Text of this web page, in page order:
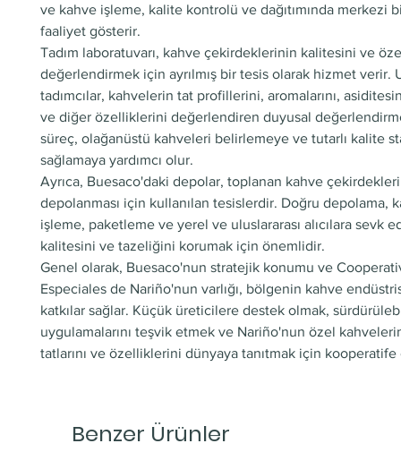
ve kahve işleme, kalite kontrolü ve dağıtımında merkezi
faaliyet gösterir.
Tadım laboratuvarı, kahve çekirdeklerinin kalitesini ve
değerlendirmek için ayrılmış bir tesis olarak hizmet verir.
tadımcılar, kahvelerin tat profillerini, aromalarını,
ve diğer özelliklerini değerlendiren duyusal
süreç, olağanüstü kahveleri belirlemeye ve tutarlı kalite
sağlamaya yardımcı olur.
Ayrıca, Buesaco'daki depolar, toplanan kahve
depolanması için kullanılan tesislerdir. Doğru depolama,
işleme, paketleme ve yerel ve uluslararası alıcılara sevk
kalitesini ve tazeliğini korumak için önemlidir.
Genel olarak, Buesaco'nun stratejik konumu ve
Especiales de Nariño'nun varlığı, bölgenin kahve
katkılar sağlar. Küçük üreticilere destek olmak,
uygulamalarını teşvik etmek ve Nariño'nun özel
tatlarını ve özelliklerini dünyaya tanıtmak için kooperatife
Benzer Ürünler